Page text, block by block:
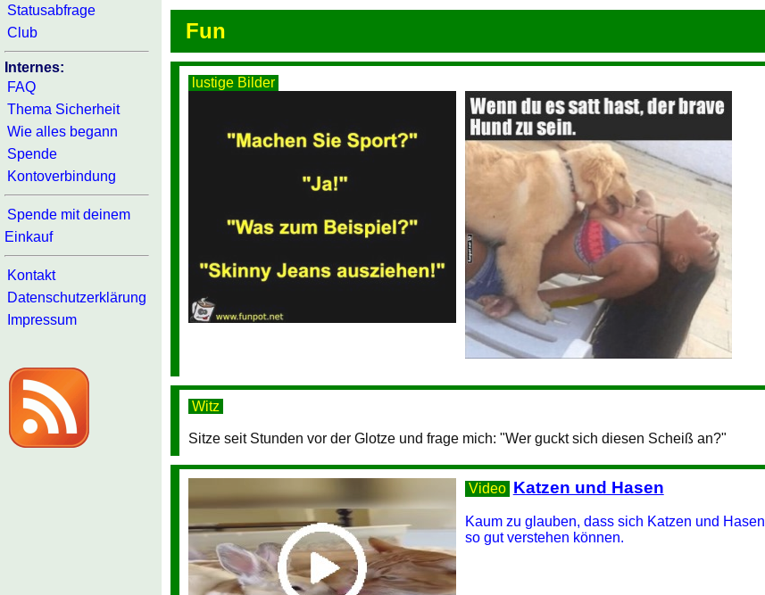
Statusabfrage
Club
Internes:
FAQ
Thema Sicherheit
Wie alles begann
Spende
Kontoverbindung
Spende mit deinem
Einkauf
Kontakt
Datenschutzerklärung
Impressum
Fun
lustige Bilder
Witz
Sitze seit Stunden vor der Glotze und frage mich: "Wer guckt sich diesen Scheiß an?"
Video Katzen und Hasen
Kaum zu glauben, dass sich Katzen und Hasen
so gut verstehen können.